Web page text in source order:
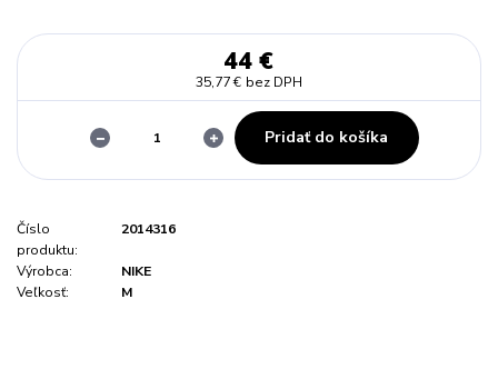
44 €
35,77 € bez DPH
Pridať do košíka
Číslo
produktu:
2014316
Výrobca:
NIKE
Veľkosť:
M